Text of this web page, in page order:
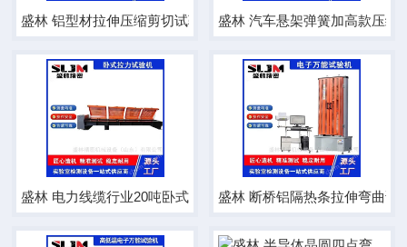
盛林 铝型材拉伸压缩剪切试验机 盛林 汽车悬架弹簧加高款压缩
盛林 电力线缆行业20吨卧式拉力试验机盛林 断桥铝隔热条拉伸弯曲试